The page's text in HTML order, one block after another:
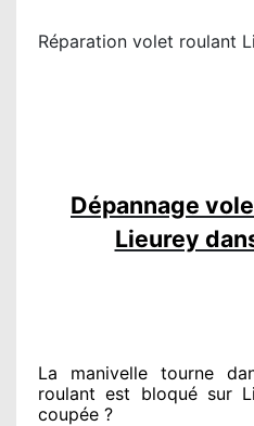
Réparation volet roulant
Dépannage
Lieurey
La manivelle tourne
roulant est bloquésur
coupée ?